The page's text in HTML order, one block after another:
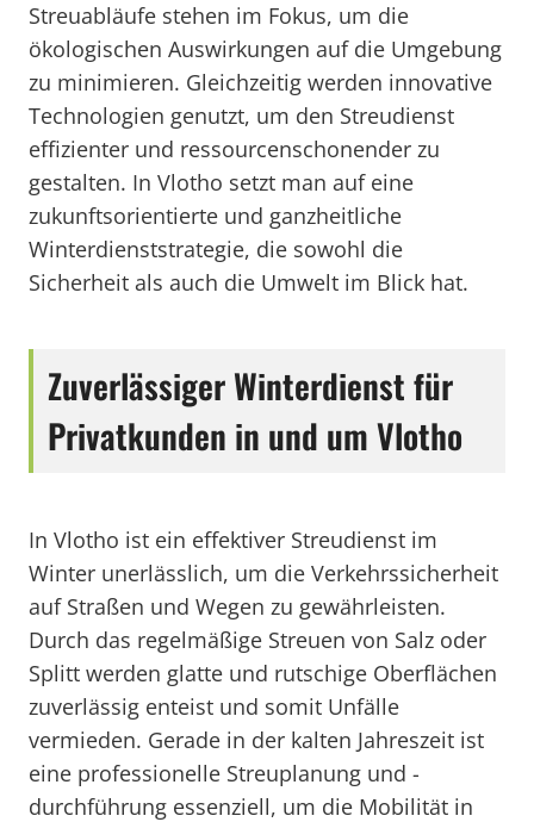
Streuabläufe stehen im Fokus, um die
ökologischen Auswirkungen auf die Umgebung
zu minimieren. Gleichzeitig werden innovative
Technologien genutzt, um den Streudienst
effizienter und ressourcenschonender zu
gestalten. In Vlotho setzt man auf eine
zukunftsorientierte und ganzheitliche
Winterdienststrategie, die sowohl die
Sicherheit als auch die Umwelt im Blick hat.
Zuverlässiger Winterdienst für
Privatkunden in und um Vlotho
In Vlotho ist ein effektiver Streudienst im
Winter unerlässlich, um die Verkehrssicherheit
auf Straßen und Wegen zu gewährleisten.
Durch das regelmäßige Streuen von Salz oder
Splitt werden glatte und rutschige Oberflächen
zuverlässig enteist und somit Unfälle
vermieden. Gerade in der kalten Jahreszeit ist
eine professionelle Streuplanung und -
durchführung essenziell, um die Mobilität in